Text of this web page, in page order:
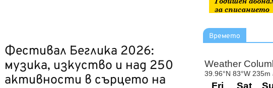
Фестивал Беглика 2026:
музика, изкуство и над 250
активности в сърцето на
Времето